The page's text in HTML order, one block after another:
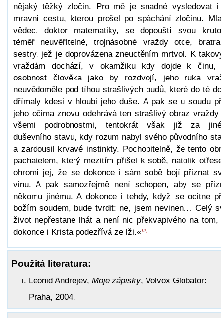
nějaký těžký zločin. Pro mě je snadné vysledovat
mravní cestu, kterou prošel po spáchání zločinu.
vědec, doktor matematiky, se dopouští svou
téměř neuvěřitelné, trojnásobné vraždy otce,
sestry, jež je doprovázena zneuctěním mrtvol. K
vraždám dochází, v okamžiku kdy dojde k činu,
osobnost člověka jako by rozdvojí, jeho ruka
neuvědoměle pod tíhou strašlivých pudů, které do té
dřímaly kdesi v hloubi jeho duše. A pak se u soudu
jeho očima znovu odehrává ten strašlivý obraz vraždy
všemi podrobnostmi, tentokrát však již za
duševního stavu, kdy rozum nabyl svého původního
a zardousil krvavé instinkty. Pochopitelně, že tento
pachatelem, který mezitím přišel k sobě, natolik
ohromí jej, že se dokonce i sám sobě bojí přiznat
vinu. A pak samozřejmě není schopen, aby se
někomu jinému. A dokonce i tehdy, když se ocitne
božím soudem, bude tvrdit: ne, jsem nevinen… Celý
život nepřestane lhát a není nic překvapivého na tom,
dokonce i Krista podezřívá ze lži.«[2]
Použitá literatura:
Leonid Andrejev, Moje zápisky, Volvox Globator:
Praha, 2004.